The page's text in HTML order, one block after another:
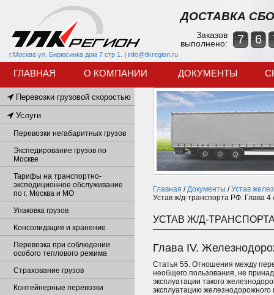
г.Москва ул. Бирюсинка дом 7 стр 1. | info@tlkregion.ru
ДОСТАВКА
Заказов
выполнено:
7 6
ГЛАВНАЯ О КОМПАНИИ ДОКУМЕНТЫ
Главная /Документы /Устав
Устав ж/д-транспорта РФ. Глава 4 /
УСТАВ Ж/Д-
Глава IV.
Статья 55. Отношения между
необщего пользования, не
эксплуатации такого
эксплуатацию
Перевозки грузовой скоростью
Услуги
Перевозки негабаритных грузов
Экспедирование грузов по
Москве
Тарифы на транспортно-
экспедиционное обслуживание
по г. Москва и МО
Упаковка грузов
Консолидация и хранение
Перевозка при соблюдении
особого теплового режима
Страхование грузов
Контейнерные перевозки